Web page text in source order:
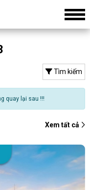
Tìm kiếm
quay lại sau !!!
Xem tất cả